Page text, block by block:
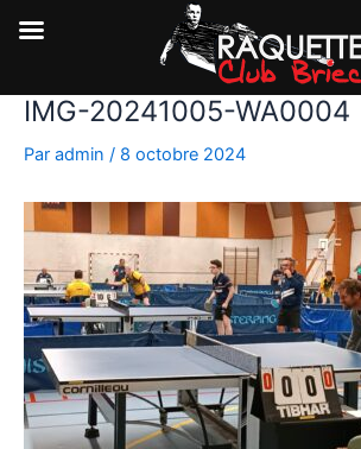
Aller
contenu
IMG-20241005-WA0004
Par admin / 8 octobre 2024